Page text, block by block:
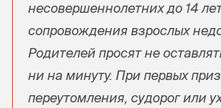
несовершеннолетних до 14
сопровождения взрослых
Родителей просят не
ни на минуту. При первых
переутомления, судорог или